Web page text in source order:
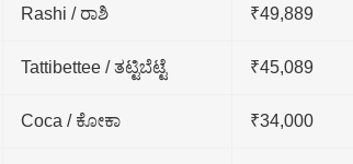
Rashi / ರಾಶಿ ₹49,889
Tattibettee / ತಟ್ಟಿಬೆಟ್ಟೆ ₹45,089
Coca / ಕೋಕಾ ₹34,000